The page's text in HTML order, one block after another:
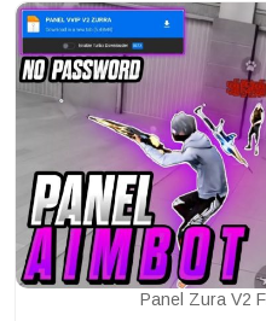
Panel Zura V2